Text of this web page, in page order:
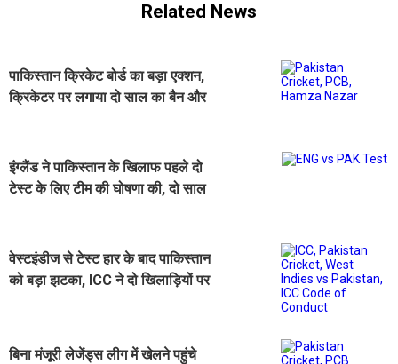
Related News
पाकिस्तान क्रिकेट बोर्ड का बड़ा एक्शन,
क्रिकेटर पर लगाया दो साल का बैन और
इंग्लैंड ने पाकिस्तान के खिलाफ पहले दो
टेस्ट के लिए टीम की घोषणा की, दो साल
वेस्टइंडीज से टेस्ट हार के बाद पाकिस्तान
को बड़ा झटका, ICC ने दो खिलाड़ियों पर
बिना मंजूरी लेजेंड्स लीग में खेलने पहुंचे